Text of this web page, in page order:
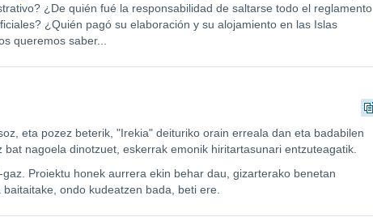
¿De quién fué la responsabilidad de saltarse todo el reglamento
¿Quién pagó su elaboración y su alojamiento en las Islas
queremos saber...
eta pozez beterik, "Irekia" deituriko orain erreala dan eta badabilen
bat nagoela dinotzuet, eskerrak emonik hiritartasunari entzuteagatik.
Proiektu honek aurrera ekin behar dau, gizarterako benetan
ondo kudeatzen bada, beti ere.